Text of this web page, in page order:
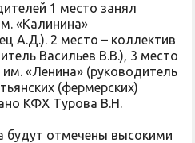
1 место занял
«Калинина»
А.Д.). 2 место – коллектив
Васильев В.В.), 3 место
«Ленина» (руководитель
(фермерских)
КФХ Турова В.Н.
будут отмечены высокими